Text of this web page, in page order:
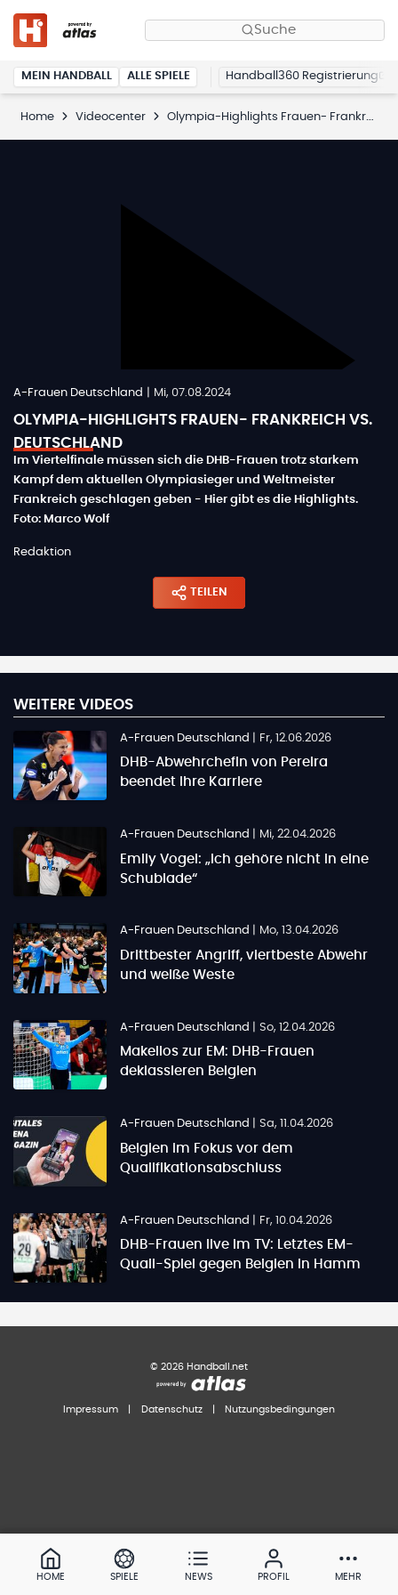
Suche
MEIN HANDBALL ALLE SPIELE Handball360 Registrierung
Home Videocenter Olympia-Highlights Frauen- Frankreich vs. Deutschland
A-Frauen Deutschland Mi, 07.08.2024
OLYMPIA-HIGHLIGHTS FRAUEN- FRANKREICH VS.
DEUTSCHLAND
Im Viertelfinale müssen sich die DHB-Frauen trotz starkem
Kampf dem aktuellen Olympiasieger und Weltmeister
Frankreich geschlagen geben - Hier gibt es die Highlights.
Foto: Marco Wolf
Redaktion
TEILEN
WEITERE VIDEOS
A-Frauen Deutschland Fr, 12.06.2026
DHB-Abwehrchefin von Pereira
beendet ihre Karriere
A-Frauen Deutschland Mi, 22.04.2026
Emily Vogel: „Ich gehöre nicht in eine
Schublade“
A-Frauen Deutschland Mo, 13.04.2026
Drittbester Angriff, viertbeste Abwehr
und weiße Weste
A-Frauen Deutschland So, 12.04.2026
Makellos zur EM: DHB-Frauen
deklassieren Belgien
A-Frauen Deutschland Sa, 11.04.2026
Belgien im Fokus vor dem
Qualifikationsabschluss
A-Frauen Deutschland Fr, 10.04.2026
DHB-Frauen live im TV: Letztes EM-
Quali-Spiel gegen Belgien in Hamm
© 2026 Handball.net
Impressum Datenschutz Nutzungsbedingungen
HOME SPIELE NEWS PROFIL MEHR